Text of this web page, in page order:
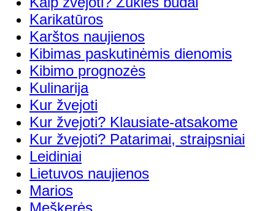
Karikatūros
Karštos naujienos
Kibimas paskutinėmis dienomis
Kibimo prognozės
Kulinarija
Kur žvejoti
Kur žvejoti? Klausiate-atsakome
Kur žvejoti? Patarimai, straipsniai
Leidiniai
Lietuvos naujienos
Marios
Meškerės